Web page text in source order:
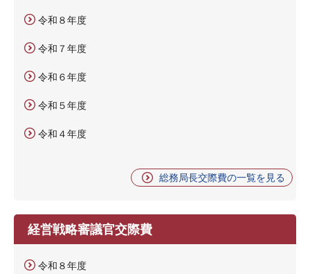
令和８年度
令和７年度
令和６年度
令和５年度
令和４年度
総務局長交際費の一覧を見る
経営戦略審議官交際費
令和８年度